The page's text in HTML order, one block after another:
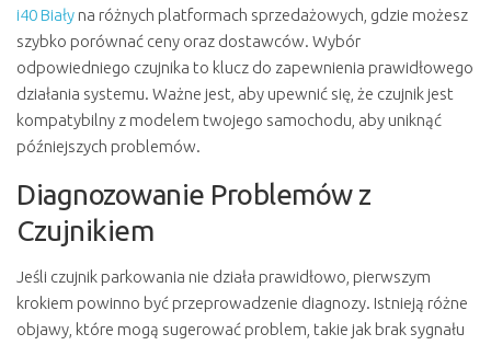
i40 Biały na różnych platformach sprzedażowych, gdzie możesz
szybko porównać ceny oraz dostawców. Wybór
odpowiedniego czujnika to klucz do zapewnienia prawidłowego
działania systemu. Ważne jest, aby upewnić się, że czujnik jest
kompatybilny z modelem twojego samochodu, aby uniknąć
późniejszych problemów.
Diagnozowanie Problemów z
Czujnikiem
Jeśli czujnik parkowania nie działa prawidłowo, pierwszym
krokiem powinno być przeprowadzenie diagnozy. Istnieją różne
objawy, które mogą sugerować problem, takie jak brak sygnału